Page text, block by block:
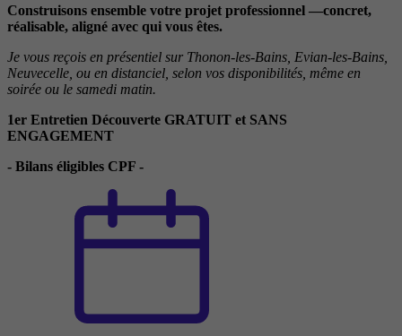
Construisons ensemble votre projet professionnel —concret,
réalisable, aligné avec qui vous êtes.
Je vous reçois en présentiel sur Thonon-les-Bains, Evian-les-Bains,
Neuvecelle, ou en distanciel, selon vos disponibilités, même en
soirée ou le samedi matin.
1er Entretien Découverte GRATUIT et SANS
ENGAGEMENT
- Bilans éligibles CPF -